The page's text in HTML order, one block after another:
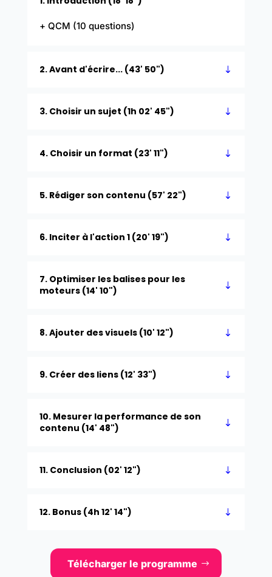
+ QCM (10 questions)
2. Avant d'écrire... (43' 50")
3. Choisir un sujet (1h 02' 45")
4. Choisir un format (23' 11")
5. Rédiger son contenu (57' 22")
6. Inciter à l'action 1 (20' 19")
7. Optimiser les balises pour les
moteurs (14' 10")
8. Ajouter des visuels (10' 12")
9. Créer des liens (12' 33")
10. Mesurer la performance de son
contenu (14' 48")
11. Conclusion (02' 12")
12. Bonus (4h 12' 14")
Télécharger le programme